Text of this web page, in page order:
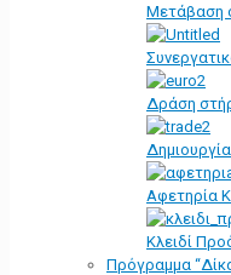
Μετάβαση
Δράση
Αφετηρία
Κλειδί
Πρόγραμμα